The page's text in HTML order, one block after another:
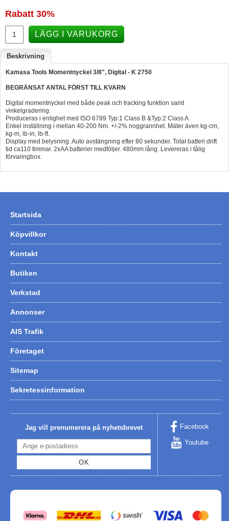
B&G
Båttillbehör
Hummertina
Varta - Batterier
Victron - Batteriladdare
CTEK - Batteriladdare
Webasto - Dieselvärmare
Kamasa Tools - Verktyg
Thule - Lasthållare
LAGERRENSING
Rabatt 30%
LÄGG I VARUKORG
Beskrivning
Kamasa Tools Momentnyckel 3/8", Digital - K 2750
BEGRÄNSAT ANTAL FÖRST TILL KVARN
Digital momentnyckel med både peak och tracking funktion samt
vinkelgradering.
Produceras i enlighet med ISO 6789 Typ:1 Class B &Typ:2 Class A.
Enkel inställning i mellan 40-200 Nm. +/-2% noggrannhet. Mäter även kg-cm,
kg-m, lb-in, lb-ft.
Display med belysning. Auto avstängning efter 80 sekunder. Total batteri drift
tid ca110 timmar. 2xAA batterier medföljer. 480mm lång. Levereras i tålig
förvaringbox.
Startsida
Köpvillkor
Kontakt
Butiken
Verkstad
Annonser
AIS Trafik
Företaget
Sitemap
Sekretessinformation
Jag vill prenumerera på nyhetsbrevet
OK
Facebook
Youtube